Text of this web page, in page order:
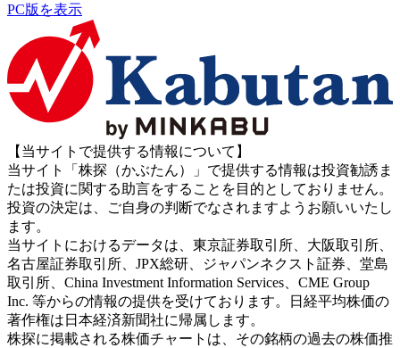
PC版を表示
【当サイトで提供する情報について】
当サイト「株探（かぶたん）」で提供する情報は投資勧誘ま
たは投資に関する助言をすることを目的としておりません。
投資の決定は、ご自身の判断でなされますようお願いいたし
ます。
当サイトにおけるデータは、東京証券取引所、大阪取引所、
名古屋証券取引所、JPX総研、ジャパンネクスト証券、堂島
取引所、China Investment Information Services、CME Group
Inc. 等からの情報の提供を受けております。日経平均株価の
著作権は日本経済新聞社に帰属します。
株探に掲載される株価チャートは、その銘柄の過去の株価推